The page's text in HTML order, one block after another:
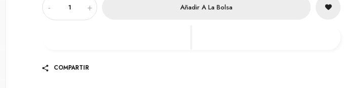
- + Añadir A La Bolsa
COMPARTIR